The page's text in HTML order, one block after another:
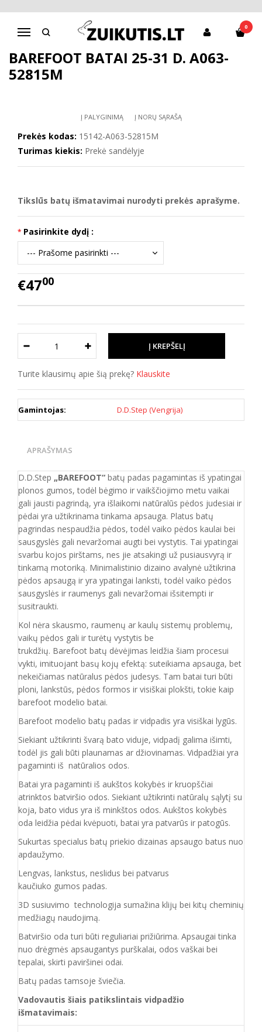
Navigacija
0
Pagrindinis
D.D.Step batai mergaitėms
Barefoot batai 25-31 d. A063-52815M
BAREFOOT BATAI 25-31 D. A063-
52815M
Į PALYGINIMĄ Į NORŲ SĄRAŠĄ
Prekės kodas: 15142-A063-52815M
Turimas kiekis: Prekė sandėlyje
Tikslūs batų išmatavimai nurodyti prekės aprašyme.
Pasirinkite dydį :
€4700
Turite klausimų apie šią prekę? Klauskite
Gamintojas: D.D.Step (Vengrija)
APRAŠYMAS
D.D.Step „BAREFOOT“ batų padas pagamintas iš ypatingai
plonos gumos, todėl bėgimo ir vaikščiojimo metu vaikai
gali jausti pagrindą, yra išlaikomi natūralūs pėdos judesiai ir
pėdai yra užtikrinama tinkama apsauga. Platus batų
pagrindas nespaudžia pėdos, todėl vaiko pėdos kaulai bei
sausgyslės gali nevaržomai augti bei vystytis. Tai ypatingai
svarbu kojos pirštams, nes jie atsakingi už pusiausvyrą ir
tinkamą motoriką. Minimalistinio dizaino avalynė užtikrina
pėdos apsaugą ir yra ypatingai lanksti, todėl vaiko pėdos
sausgyslės ir raumenys gali nevaržomai išsitempti ir
susitraukti.
Kol nėra skausmo, raumenų ar kaulų sistemų problemų,
vaikų pėdos gali ir turėtų vystytis be
trukdžių. Barefoot batų dėvėjimas leidžia šiam procesui
vykti, imituojant basų kojų efektą: suteikiama apsauga, bet
nekeičiamas natūralus pėdos judesys. Tam batai turi būti
ploni, lankstūs, pėdos formos ir visiškai plokšti, tokie kaip
barefoot modelio batai.
Barefoot modelio batų padas ir vidpadis yra visiškai lygūs.
Siekiant užtikrinti švarą bato viduje, vidpadį galima išimti,
todėl jis gali būti plaunamas ar džiovinamas. Vidpadžiai yra
pagaminti iš natūralios odos.
Batai yra pagaminti iš aukštos kokybės ir kruopščiai
atrinktos batviršio odos. Siekiant užtikrinti natūralų sąlytį su
koja, bato vidus yra iš minkštos odos. Aukštos kokybės
oda leidžia pėdai kvėpuoti, batai yra patvarūs ir patogūs.
Sukurtas specialus batų priekio dizainas apsaugo batus nuo
apdaužymo.
Lengvas, lankstus, neslidus bei patvarus
kaučiuko gumos padas.
3D susiuvimo technologija sumažina klijų bei kitų cheminių
medžiagų naudojimą.
Batviršio oda turi būti reguliariai prižiūrima. Apsaugai tinka
nuo drėgmės apsaugantys purškalai, odos vaškai bei
tepalai, skirti paviršinei odai.
Batų padas tamsoje šviečia.
Vadovautis šiais patikslintais vidpadžio
išmatavimais: